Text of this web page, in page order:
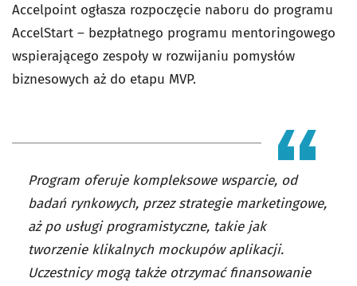
Accelpoint ogłasza rozpoczęcie naboru do programu
AccelStart – bezpłatnego programu mentoringowego
wspierającego zespoły w rozwijaniu pomysłów
biznesowych aż do etapu MVP.
Program oferuje kompleksowe wsparcie, od
badań rynkowych, przez strategie marketingowe,
aż po usługi programistyczne, takie jak
tworzenie klikalnych mockupów aplikacji.
Uczestnicy mogą także otrzymać finansowanie